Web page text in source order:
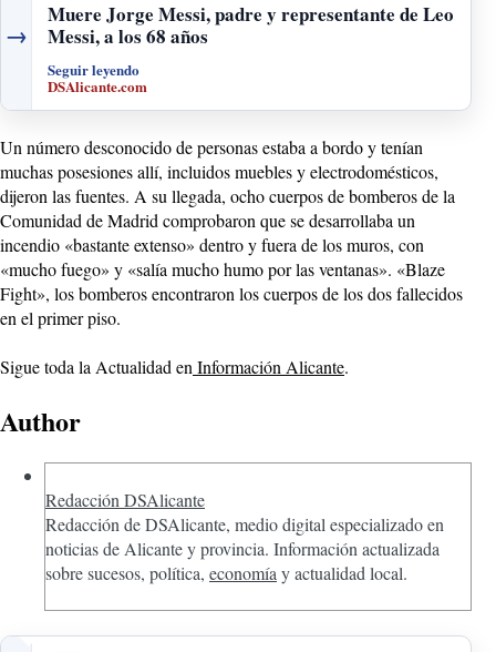
→
Muere Jorge Messi, padre y representante de Leo
Messi, a los 68 años
Seguir leyendo
DSAlicante.com
Un número desconocido de personas estaba a bordo y tenían
muchas posesiones allí, incluidos muebles y electrodomésticos,
dijeron las fuentes. A su llegada, ocho cuerpos de bomberos de la
Comunidad de Madrid comprobaron que se desarrollaba un
incendio «bastante extenso» dentro y fuera de los muros, con
«mucho fuego» y «salía mucho humo por las ventanas». «Blaze
Fight», los bomberos encontraron los cuerpos de los dos fallecidos
en el primer piso.
Sigue toda la Actualidad en Información Alicante.
Author
Redacción DSAlicante
Redacción de DSAlicante, medio digital especializado en
noticias de Alicante y provincia. Información actualizada
sobre sucesos, política, economíay actualidad local.